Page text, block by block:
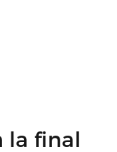
la final